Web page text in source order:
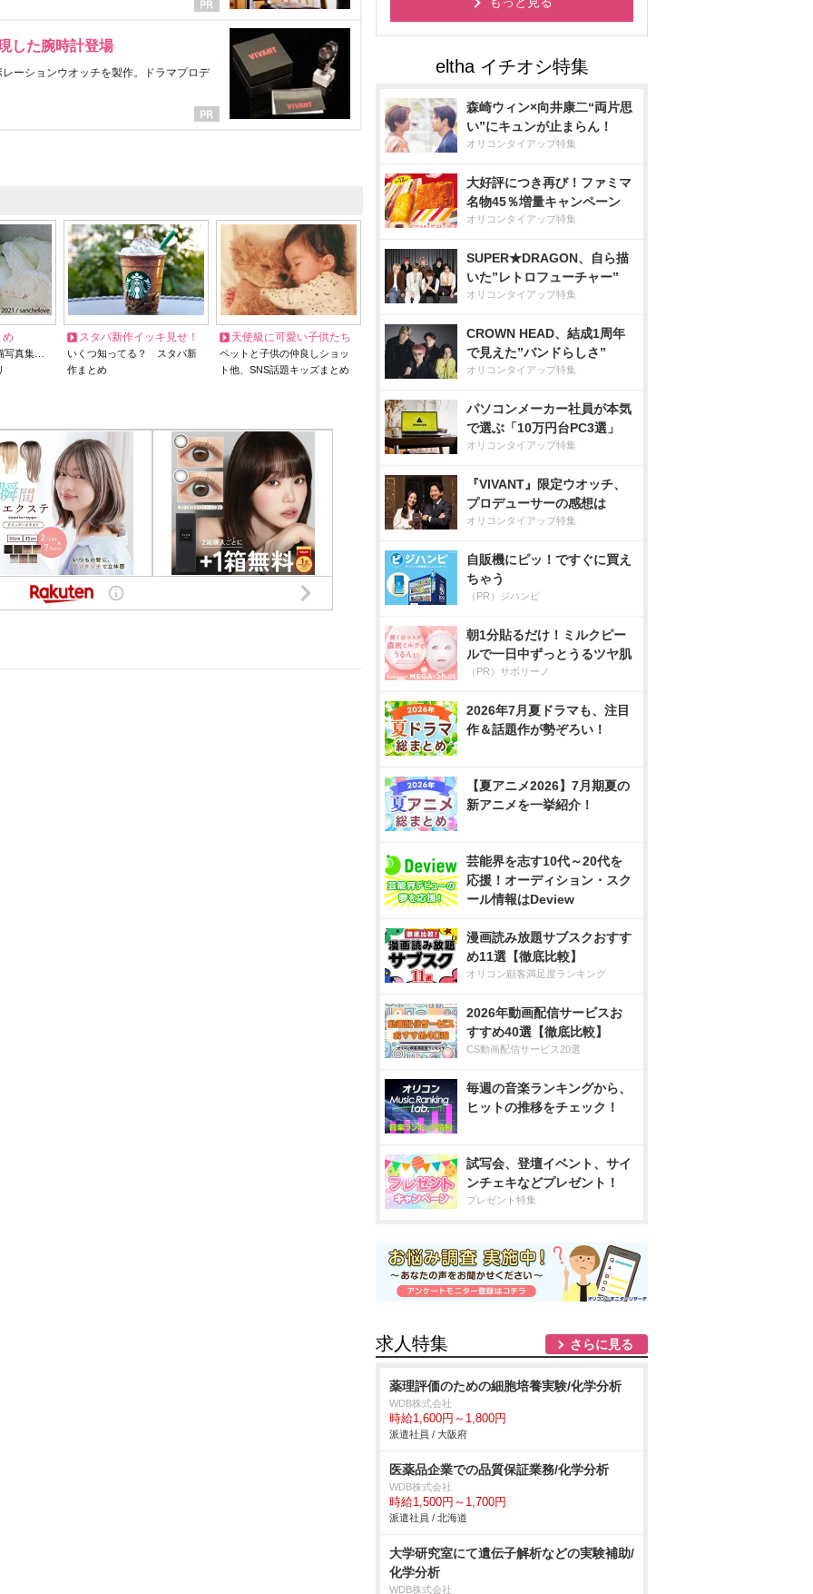
した腕時計登場
ーションウオッチを製作。ドラマプロデ
め
写真集…
スタバ新作イッキ見せ！
いくつ知ってる？ スタバ新
作まとめ
天使級に可愛い子供たち
ペットと子供の仲良しショッ
ト他、SNS話題キッズまとめ
森崎ウィン×向井康二“両片思
い”にキュンが止まらん！
オリコンタイアップ特集
大好評につき再び！ファミマ
名物45％増量キャンペーン
オリコンタイアップ特集
SUPER★DRAGON、自ら描
いた”レトロフューチャー”
オリコンタイアップ特集
CROWN HEAD、結成1周年
で見えた”バンドらしさ”
オリコンタイアップ特集
パソコンメーカー社員が本気
で選ぶ「10万円台PC3選」
オリコンタイアップ特集
『VIVANT』限定ウオッチ、
プロデューサーの感想は
オリコンタイアップ特集
自販機にピッ！ですぐに買え
ちゃう
（PR）ジハンピ
朝1分貼るだけ！ミルクピー
ルで一日中ずっとうるツヤ肌
（PR）サボリーノ
2026年7月夏ドラマも、注目
作＆話題作が勢ぞろい！
【夏アニメ2026】7月期夏の
新アニメを一挙紹介！
芸能界を志す10代～20代を
応援！オーディション・スク
ール情報はDeview
漫画読み放題サブスクおすす
め11選【徹底比較】
オリコン顧客満足度ランキング
2026年動画配信サービスお
すすめ40選【徹底比較】
CS動画配信サービス20選
毎週の音楽ランキングから、
ヒットの推移をチェック！
試写会、登壇イベント、サイ
ンチェキなどプレゼント！
プレゼント特集
求人特集 さらに見る
薬理評価のための細胞培養実験/化学分析
WDB株式会社
時給1,600円～1,800円
派遣社員 / 大阪府
医薬品企業での品質保証業務/化学分析
WDB株式会社
時給1,500円～1,700円
派遣社員 / 北海道
大学研究室にて遺伝子解析などの実験補助/
化学分析
WDB株式会社